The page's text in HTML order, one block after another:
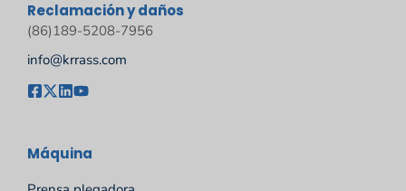
Reclamación y daños
(86)189-5208-7956
info@krrass.com
Máquina